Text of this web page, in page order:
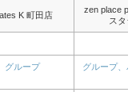
K 町田店
zen place
スタ
グループ グループ、